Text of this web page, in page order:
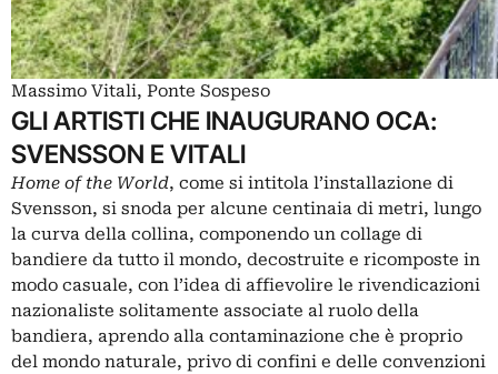
Massimo Vitali, Ponte Sospeso
GLI ARTISTI CHE INAUGURANO OCA:
SVENSSON E VITALI
Home of the World, come si intitola l’installazione di
Svensson, si snoda per alcune centinaia di metri, lungo
la curva della collina, componendo un collage di
bandiere da tutto il mondo, decostruite e ricomposte in
modo casuale, con l’idea di affievolire le rivendicazioni
nazionaliste solitamente associate al ruolo della
bandiera, aprendo alla contaminazione che è proprio
del mondo naturale, privo di confini e delle convenzioni